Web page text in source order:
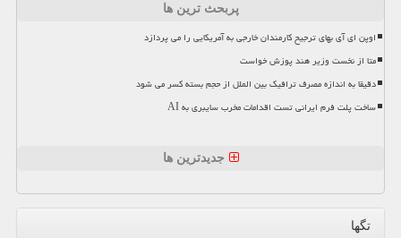
پربحث ترین ها
اوپن ای آی بهای ترجیح کارمندان خارجی به آمریکایی را می پردازد
متا از نخست وزیر هند پوزش خواست
دقیقا به اندازه مصرف ترافیک بین الملل از حجم بسته کسر می شود
ساخت پلت فرم ایرانی تست اقدامات مخرب سایبری به AI
جدیدترین ها
تگها